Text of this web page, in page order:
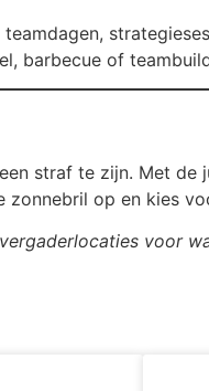
barbecue of
straf te zijn. Met
zonnebril op en kies
voor